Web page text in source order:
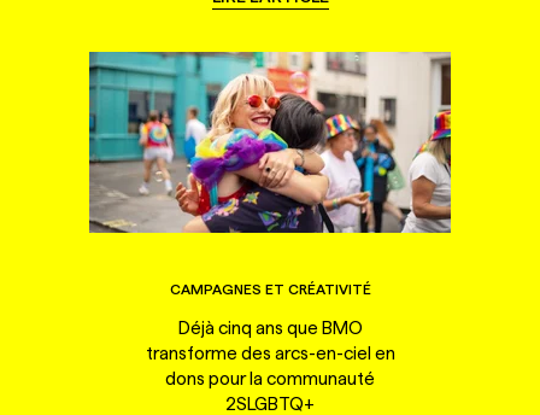
CAMPAGNES ET CRÉATIVITÉ
Déjà cinq ans que BMO
transforme des arcs-en-ciel en
dons pour la communauté
2SLGBTQ+